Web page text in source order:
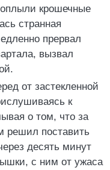
крошечные
странная
прервал
вызвал
от застекленной
к
о том, что за
решил поставить
десять минут
с ним от ужаса